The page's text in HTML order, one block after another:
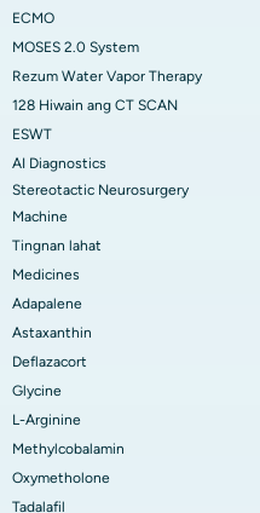
ECMO
MOSES 2.0 System
Rezum Water Vapor Therapy
128 Hiwain ang CT SCAN
ESWT
AI Diagnostics
Stereotactic Neurosurgery
Machine
Tingnan lahat
Medicines
Adapalene
Astaxanthin
Deflazacort
Glycine
L-Arginine
Methylcobalamin
Oxymetholone
Tadalafil